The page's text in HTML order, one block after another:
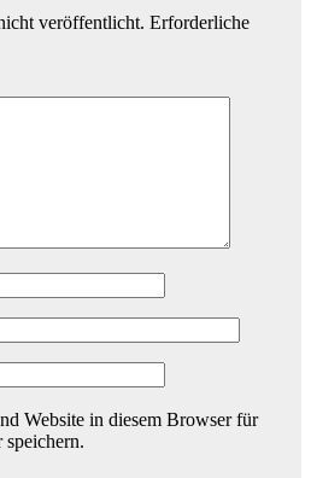
veröffentlicht. Erforderliche
Website in diesem Browser für
speichern.